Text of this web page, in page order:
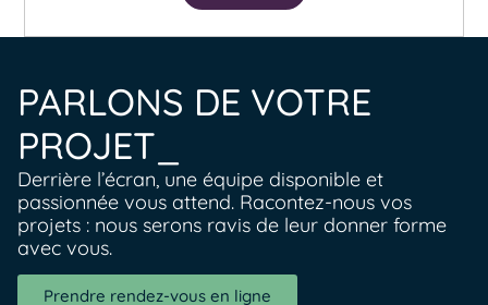
PARLONS DE VOTRE
PROJET_
Derrière l’écran, une équipe disponible et
passionnée vous attend. Racontez-nous vos
projets : nous serons ravis de leur donner forme
avec vous.
Prendre rendez-vous en ligne